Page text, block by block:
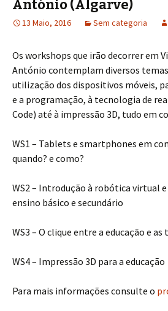
António (Algarve)
13 Maio, 2016 Sem categoria
Os workshops que irão decorrer em
António contemplam diversos temas
utilização dos dispositivos móveis,
e a programação, à tecnologia de
Code) até à impressão 3D, tudo em
WS1 – Tablets e smartphones em
quando? e como?
WS2 – Introdução à robótica virtual
ensino básico e secundário
WS3 – O clique entre a educação e
WS4 – Impressão 3D para a educação
Para mais informações consulte o